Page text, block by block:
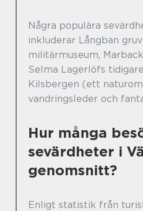
Några populära
inkluderar Långban
militärmuseum,
Selma Lagerlöfs
Kilsbergen (ett
vandringsleder och
Hur många
sevärdheter i
genomsnitt?
Enligt statistik från